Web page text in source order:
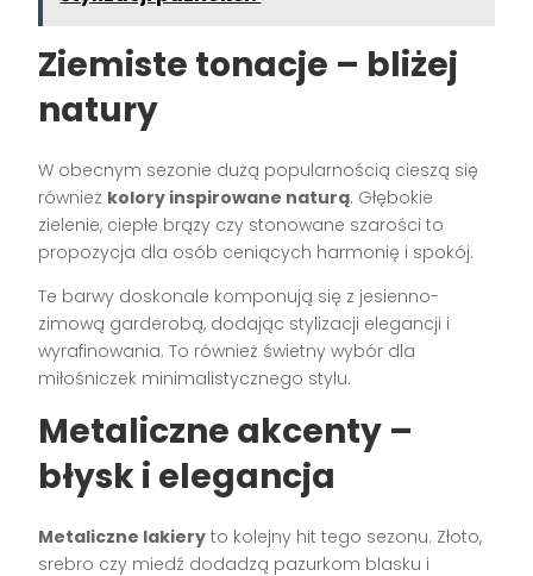
Ziemiste tonacje – bliżej
natury
W obecnym sezonie dużą popularnością cieszą się
również kolory inspirowane naturą. Głębokie
zielenie, ciepłe brązy czy stonowane szarości to
propozycja dla osób ceniących harmonię i spokój.
Te barwy doskonale komponują się z jesienno-
zimową garderobą, dodając stylizacji elegancji i
wyrafinowania. To również świetny wybór dla
miłośniczek minimalistycznego stylu.
Metaliczne akcenty –
błysk i elegancja
Metaliczne lakiery to kolejny hit tego sezonu. Złoto,
srebro czy miedź dodadzą pazurkom blasku i